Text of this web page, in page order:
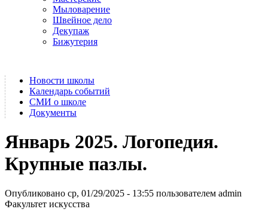
Мыловарение
Швейное дело
Декупаж
Бижутерия
Новости школы
Календарь событий
СМИ о школе
Документы
Январь 2025. Логопедия.
Крупные пазлы.
Опубликовано ср, 01/29/2025 - 13:55 пользователем admin
Факультет искусства